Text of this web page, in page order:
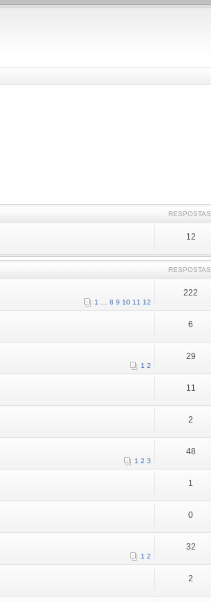
RESPOSTAS
12
RESPOSTAS
1 8 9 10 11 12
222
6
1 2
29
11
2
1 2 3
48
1
0
1 2
32
2